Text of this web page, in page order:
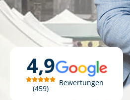
4,9
459
Bewertungen